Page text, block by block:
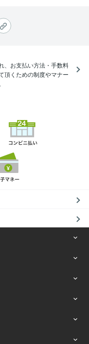
、お支払い方法・手数料
頂くための制度やマナー